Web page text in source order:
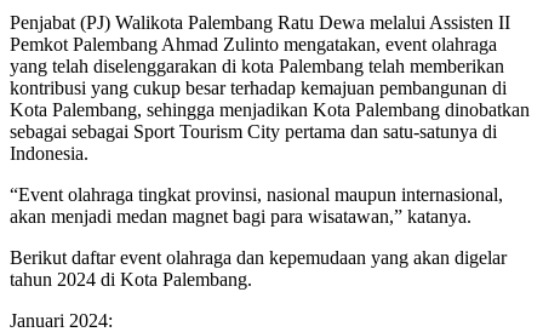
Penjabat (PJ) Walikota Palembang Ratu Dewa melalui Assisten II
Pemkot Palembang Ahmad Zulinto mengatakan, event olahraga
yang telah diselenggarakan di kota Palembang telah memberikan
kontribusi yang cukup besar terhadap kemajuan pembangunan di
Kota Palembang, sehingga menjadikan Kota Palembang dinobatkan
sebagai sebagai Sport Tourism City pertama dan satu-satunya di
Indonesia.
“Event olahraga tingkat provinsi, nasional maupun internasional,
akan menjadi medan magnet bagi para wisatawan,” katanya.
Berikut daftar event olahraga dan kepemudaan yang akan digelar
tahun 2024 di Kota Palembang.
Januari 2024: